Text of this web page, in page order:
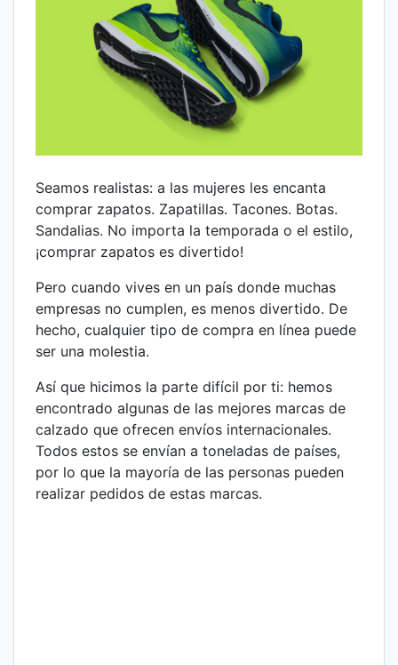
Seamos realistas: a las mujeres les encanta
comprar zapatos. Zapatillas. Tacones. Botas.
Sandalias. No importa la temporada o el estilo,
¡comprar zapatos es divertido!
Pero cuando vives en un país donde muchas
empresas no cumplen, es menos divertido. De
hecho, cualquier tipo de compra en línea puede
ser una molestia.
Así que hicimos la parte difícil por ti: hemos
encontrado algunas de las mejores marcas de
calzado que ofrecen envíos internacionales.
Todos estos se envían a toneladas de países,
por lo que la mayoría de las personas pueden
realizar pedidos de estas marcas.